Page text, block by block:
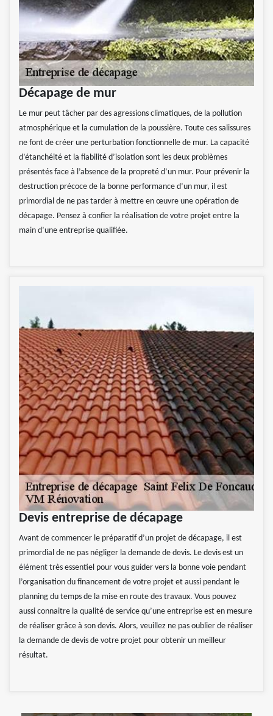
Décapage de mur
Le mur peut tâcher par des agressions climatiques, de la pollution
atmosphérique et la cumulation de la poussière. Toute ces salissures
ne font de créer une perturbation fonctionnelle de mur. La capacité
d’étanchéité et la fiabilité d’isolation sont les deux problèmes
présentés face à l’absence de la propreté d’un mur. Pour prévenir la
destruction précoce de la bonne performance d’un mur, il est
primordial de ne pas tarder à mettre en œuvre une opération de
décapage. Pensez à confier la réalisation de votre projet entre la
main d’une entreprise qualifiée.
Devis entreprise de décapage
Avant de commencer le préparatif d’un projet de décapage, il est
primordial de ne pas négliger la demande de devis. Le devis est un
élément très essentiel pour vous guider vers la bonne voie pendant
l’organisation du financement de votre projet et aussi pendant le
planning du temps de la mise en route des travaux. Vous pouvez
aussi connaitre la qualité de service qu’une entreprise est en mesure
de réaliser grâce à son devis. Alors, veuillez ne pas oublier de réaliser
la demande de devis de votre projet pour obtenir un meilleur
résultat.